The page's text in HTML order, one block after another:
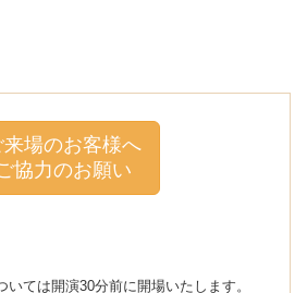
来場のお客様へ
協力のお願い
ては開演30分前に開場いたします。